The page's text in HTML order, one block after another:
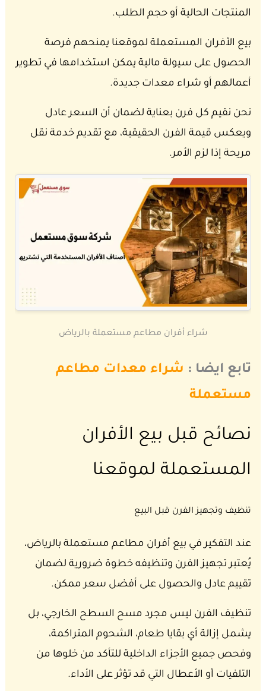
المنتجات الحالية أو حجم الطلب.
بيع الأفران المستعملة لموقعنا يمنحهم فرصة
الحصول على سيولة مالية يمكن استخدامها في تطوير
أعمالهم أو شراء معدات جديدة.
نحن نقيم كل فرن بعناية لضمان أن السعر عادل
ويعكس قيمة الفرن الحقيقية، مع تقديم خدمة نقل
مريحة إذا لزم الأمر.
شراء أفران مطاعم مستعملة بالرياض
تابع ايضا : شراء معدات مطاعم
مستعملة
نصائح قبل بيع الأفران
المستعملة لموقعنا
تنظيف وتجهيز الفرن قبل البيع
عند التفكير في بيع أفران مطاعم مستعملة بالرياض،
يُعتبر تجهيز الفرن وتنظيفه خطوة ضرورية لضمان
تقييم عادل والحصول على أفضل سعر ممكن.
تنظيف الفرن ليس مجرد مسح السطح الخارجي، بل
يشمل إزالة أي بقايا طعام، الشحوم المتراكمة،
وفحص جميع الأجزاء الداخلية للتأكد من خلوها من
التلفيات أو الأعطال التي قد تؤثر على الأداء.